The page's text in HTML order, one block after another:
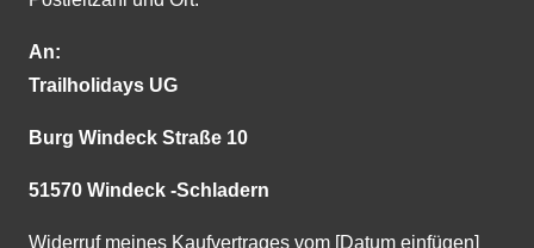
An:
Trailholidays UG
Burg Windeck Straße 10
51570 Windeck -Schladern
Widerruf meines Kaufvertrages vom [Datum einfügen]